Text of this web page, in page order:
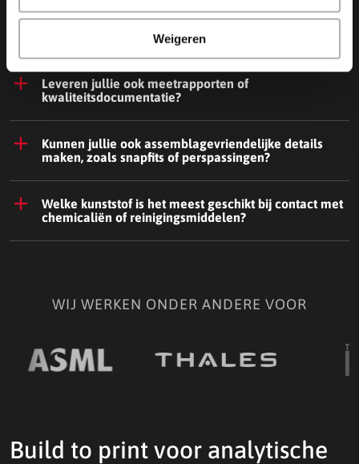
Weigeren
Denken jullie mee over maakbaarheid en kosten in
Leveren jullie ook meetrapporten of
kwaliteitsdocumentatie?
Kunnen jullie ook assemblagevriendelijke details
maken, zoals snapfits of perspassingen?
Welke kunststof is het meest geschikt bij contact met
chemicaliën of reinigingsmiddelen?
WIJ WERKEN ONDER ANDERE VOOR
Build to print voor analytische